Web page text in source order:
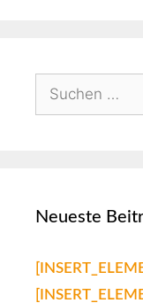
Neueste